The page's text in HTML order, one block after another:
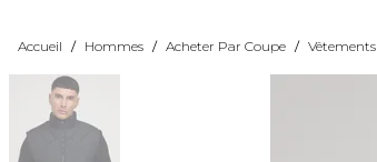
Accueil / Hommes / Acheter Par Coupe /